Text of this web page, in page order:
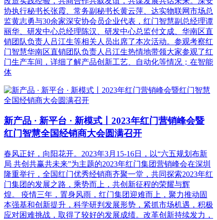
协执行秘书长张霞、常务副秘书长黄云萍、达实物联网市场总
监黄志勇与30余家深安协会员企业代表，红门智慧副总经理谭
丽华、研发中心总经理陈汉、研发中心总监付文成、华南区直
销团队负责人吕江生等相关人员出席了本次活动。参观考察红
门智慧华南区直销团队负责人吕江生热情地带领大家参观了红
门生产车间，详细了解产品创新工艺、自动化等情况；在智能
体
新产品 · 新平台 · 新模式丨2023年红门营销峰会暨
红门智慧全国经销商大会圆满召开
春风正好，向阳花开。2023年3月15-16日，以“六五规划布新
局 共创共赢共未来”为主题的2023年红门集团营销峰会在深圳
隆重举行，全国红门优秀经销商齐聚一堂，共同探索2023年红
门集团的发展之路，乘势而上，共创新征程的荣耀与辉
煌。 疫情三年，置身风雨，红门集团迎难而上，聚力推动固
本强基和创新提升，科学研判发展形势，紧抓市场机遇，积极
应对困难挑战，取得了较好的发展成绩。改革创新持续发力，